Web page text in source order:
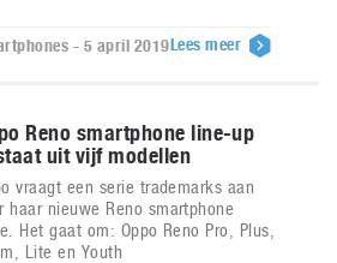
- 5 april 2019Lees meer
Reno smartphone line-up
uit vijf modellen
vraagt een serie trademarks aan
haar nieuwe Reno smartphone
Het gaat om: Oppo Reno Pro, Plus,
Lite en Youth